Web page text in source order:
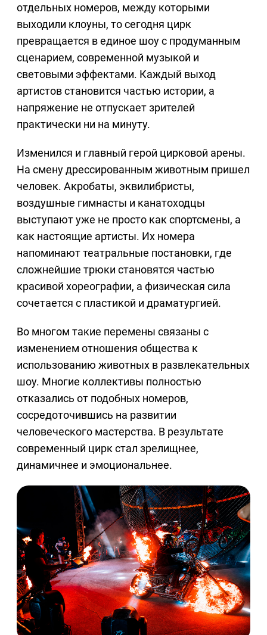
отдельных номеров, между которыми
выходили клоуны, то сегодня цирк
превращается в единое шоу с продуманным
сценарием, современной музыкой и
световыми эффектами. Каждый выход
артистов становится частью истории, а
напряжение не отпускает зрителей
практически ни на минуту.
Изменился и главный герой цирковой арены.
На смену дрессированным животным пришел
человек. Акробаты, эквилибристы,
воздушные гимнасты и канатоходцы
выступают уже не просто как спортсмены, а
как настоящие артисты. Их номера
напоминают театральные постановки, где
сложнейшие трюки становятся частью
красивой хореографии, а физическая сила
сочетается с пластикой и драматургией.
Во многом такие перемены связаны с
изменением отношения общества к
использованию животных в развлекательных
шоу. Многие коллективы полностью
отказались от подобных номеров,
сосредоточившись на развитии
человеческого мастерства. В результате
современный цирк стал зрелищнее,
динамичнее и эмоциональнее.